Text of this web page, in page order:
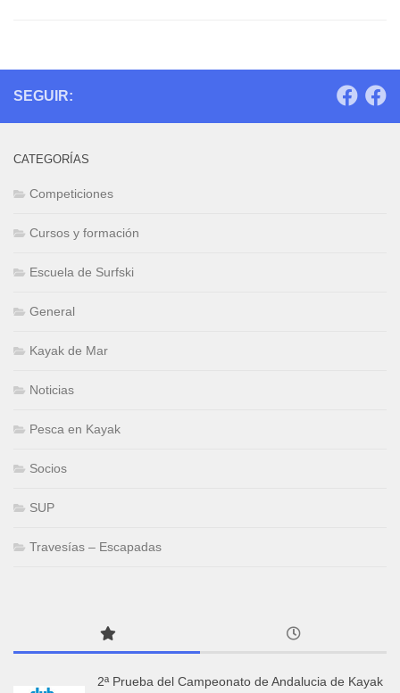
SEGUIR:
CATEGORÍAS
Competiciones
Cursos y formación
Escuela de Surfski
General
Kayak de Mar
Noticias
Pesca en Kayak
Socios
SUP
Travesías – Escapadas
2ª Prueba del Campeonato de Andalucia de Kayak